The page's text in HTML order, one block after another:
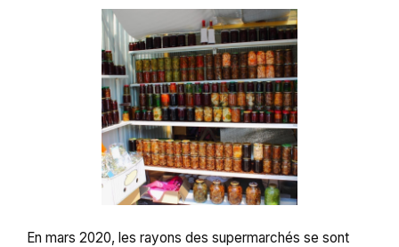
En mars 2020, les rayons des supermarchés se sont